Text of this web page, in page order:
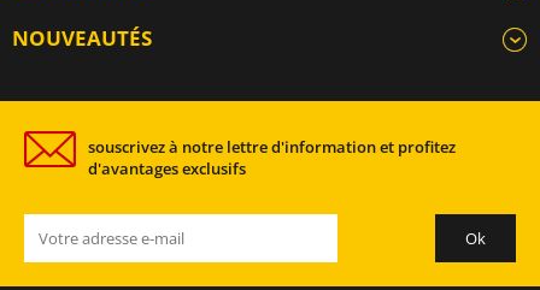
NOUVEAUTÉS
souscrivez à notre lettre d'information et profitez
d'avantages exclusifs